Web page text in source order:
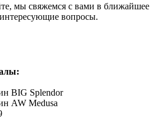
мы свяжемся с вами в ближайшее
вопросы.
ВIG Splendor
AW Medusa